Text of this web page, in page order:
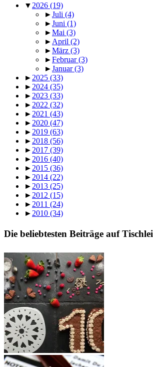
▼ 2026 (19)
►Juli (4)
►Juni (1)
►Mai (3)
► April (2)
►März (3)
►Februar(3)
►Januar(3)
► 2025 (33)
► 2024 (35)
► 2023 (33)
► 2022 (32)
► 2021 (43)
► 2020 (47)
► 2019 (63)
► 2018 (56)
► 2017 (39)
► 2016 (40)
► 2015 (36)
► 2014 (22)
► 2013 (25)
► 2012 (15)
► 2011 (24)
► 2010 (34)
Die beliebtesten Beiträge auf